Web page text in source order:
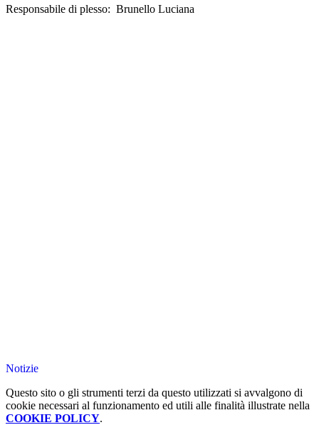
Responsabile di plesso: Brunello Luciana
Notizie
Questo sito o gli strumenti terzi da questo utilizzati si avvalgono di
cookie necessari al funzionamento ed utili alle finalità illustrate nella
COOKIE POLICY.